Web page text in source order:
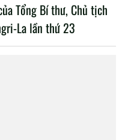
Tổng Bí thư, Chủ tịch
La lần thứ 23